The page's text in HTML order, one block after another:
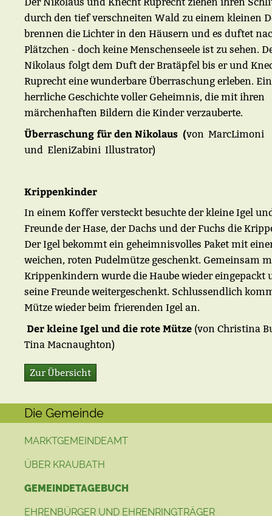
durch den tief verschneiten Wald zu einem kleinen
brennen die Lichter in den Häusern und es duftet
Plätzchen - doch keine Menschenseele ist zu sehen.
Nikolaus folgt dem Duft der Bratäpfel bis er und
Ruprecht eine wunderbare Überraschung erleben.
herrliche Geschichte voller Geheimnis, die mit ihren
märchenhaften Bildern die Kinder verzauberte.
Überraschung für den Nikolaus (von MarcLimoni
und EleniZabini Illustrator)
Krippenkinder
In einem Koffer versteckt besuchte der kleine Igel
Freunde der Hase, der Dachs und der Fuchs die
Der Igel bekommt ein geheimnisvolles Paket mit
weichen, roten Pudelmütze geschenkt. Gemeinsam
Krippenkindern wurde die Haube wieder eingepackt
seine Freunde weitergeschenkt. Schlussendlich
Mütze wieder beim frierenden Igel an.
Der kleine Igel und die rote Mütze (von Christina
Tina Macnaughton)
Zur Übersicht
Die Gemeinde
MARKTGEMEINDEAMT
ÜBER KRAUBATH
GEMEINDETAGEBUCH
EHRENBÜRGER UND EHRENRINGTRÄGER